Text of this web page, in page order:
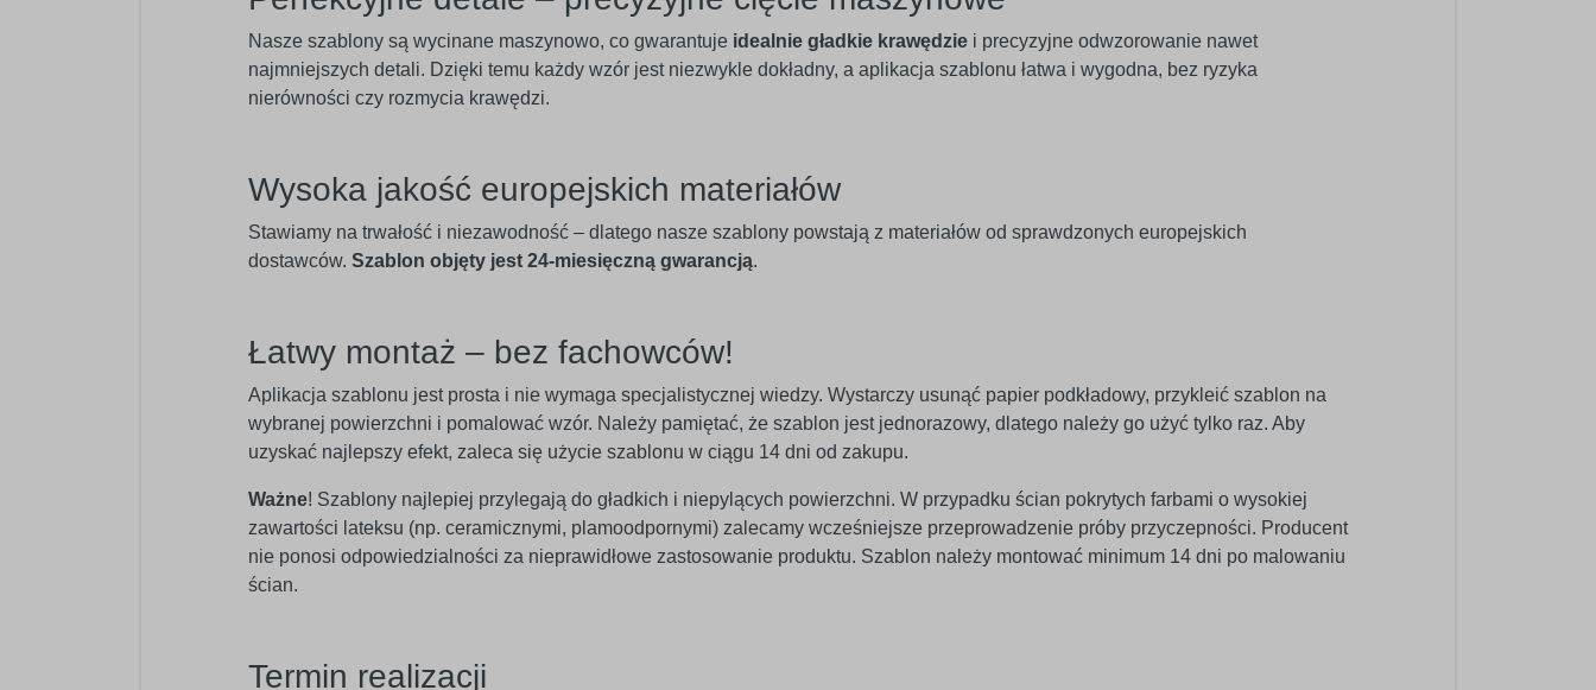
Nasze szablony są wycinane maszynowo, co gwarantuje idealnie gładkie krawędzie i precyzyjne odwzorowanie nawet
najmniejszych detali. Dzięki temu każdy wzór jest niezwykle dokładny, a aplikacja szablonu łatwa i wygodna, bez ryzyka
nierówności czy rozmycia krawędzi.
Wysoka jakość europejskich materiałów
Stawiamy na trwałość i niezawodność – dlatego nasze szablony powstają z materiałów od sprawdzonych europejskich
dostawców. Szablon objęty jest 24-miesięczną gwarancją.
Łatwy montaż – bez fachowców!
Aplikacja szablonu jest prosta i nie wymaga specjalistycznej wiedzy. Wystarczy usunąć papier podkładowy, przykleić szablon na
wybranej powierzchni i pomalować wzór. Należy pamiętać, że szablon jest jednorazowy, dlatego należy go użyć tylko raz. Aby
uzyskać najlepszy efekt, zaleca się użycie szablonu w ciągu 14 dni od zakupu.
Ważne! Szablony najlepiej przylegają do gładkich i niepylących powierzchni. W przypadku ścian pokrytych farbami o wysokiej
zawartości lateksu (np. ceramicznymi, plamoodpornymi) zalecamy wcześniejsze przeprowadzenie próby przyczepności. Producent
nie ponosi odpowiedzialności za nieprawidłowe zastosowanie produktu. Szablon należy montować minimum 14 dni po malowaniu
ścian.
Termin realizacji